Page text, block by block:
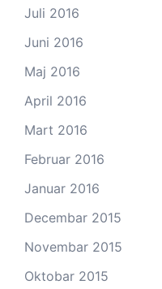
Juli 2016
Juni 2016
Maj 2016
April 2016
Mart 2016
Februar 2016
Januar 2016
Decembar 2015
Novembar 2015
Oktobar 2015